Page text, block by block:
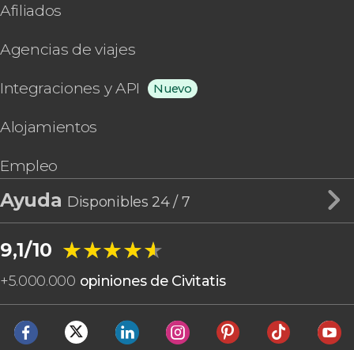
Afiliados
Agencias de viajes
Integraciones y API Nuevo
Alojamientos
Empleo
Ayuda Disponibles 24 / 7
9,1/10 ★★★★★
★★★★★
+5.000.000 opiniones de Civitatis